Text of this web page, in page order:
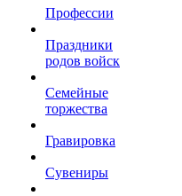
Профессии
Праздники
родов войск
Семейные
торжества
Гравировка
Сувениры